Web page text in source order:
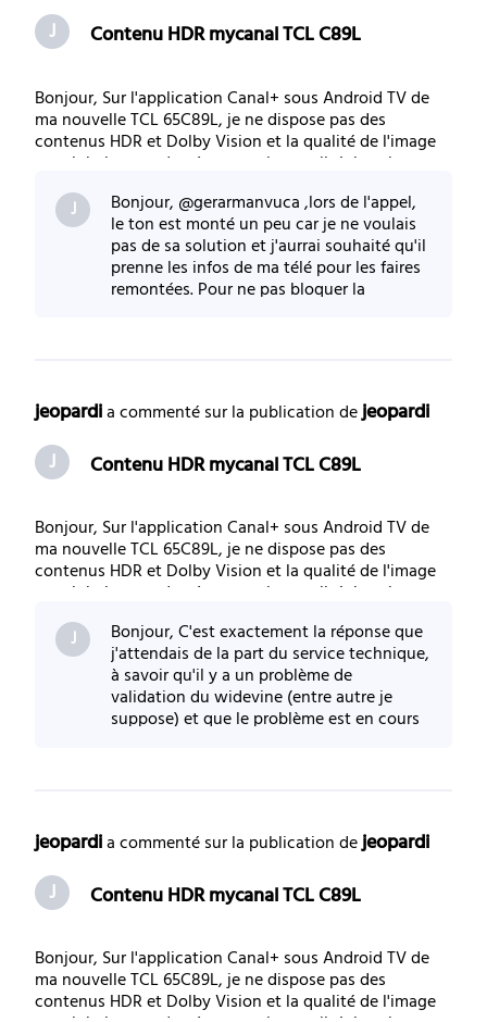
J
Contenu HDR mycanal TCL C89L
Bonjour, Sur l'application Canal+ sous Android TV de
ma nouvelle TCL 65C89L, je ne dispose pas des
contenus HDR et Dolby Vision et la qualité de l'image
est globalement de très mauvaise qualité. Je suis en
ethernet et je possède un Shield qui est raccordé de la
m^me façon ou je visionne les films en
J Bonjour, @gerarmanvuca ,lors de l'appel,
le ton est monté un peu car je ne voulais
pas de sa solution et j'aurrai souhaité qu'il
prenne les infos de ma télé pour les faires
remontées. Pour ne pas bloquer la
jeopardi a commenté sur la publication de jeopardi
J
Contenu HDR mycanal TCL C89L
Bonjour, Sur l'application Canal+ sous Android TV de
ma nouvelle TCL 65C89L, je ne dispose pas des
contenus HDR et Dolby Vision et la qualité de l'image
est globalement de très mauvaise qualité. Je suis en
ethernet et je possède un Shield qui est raccordé de la
m^me façon ou je visionne les films en
J Bonjour, C'est exactement la réponse que
j'attendais de la part du service technique,
à savoir qu'il y a un problème de
validation du widevine (entre autre je
suppose) et que le problème est en cours
jeopardi a commenté sur la publication de jeopardi
J
Contenu HDR mycanal TCL C89L
Bonjour, Sur l'application Canal+ sous Android TV de
ma nouvelle TCL 65C89L, je ne dispose pas des
contenus HDR et Dolby Vision et la qualité de l'image